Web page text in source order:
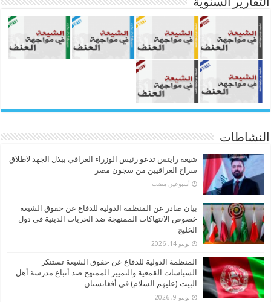
التقارير السنوية
النشاطات
شيعة رايتس تدعو رئيس الوزراء العراقي ببذل الجهد لاطلاق
سراح العراقيين من سجون مصر
‏أسبوعين مضت
بيان صادر عن المنظمة الدولية للدفاع عن حقوق الشيعة
خصوص الانتهاكات الممنهجة ضد الحريات الدينية في دول
الخليج
يونيو 14, 2026
المنظمة الدولية للدفاع عن حقوق الشيعة تستنكر
السياسات القمعية والتمييز الممنهج ضد أتباع مدرسة أهل
البيت (عليهم السلام) في أفغانستان
يونيو 9, 2026